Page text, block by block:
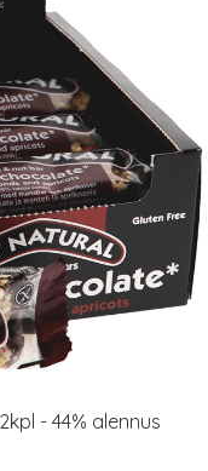
- 44% alennus